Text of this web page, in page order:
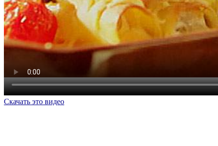
Скачать это видео